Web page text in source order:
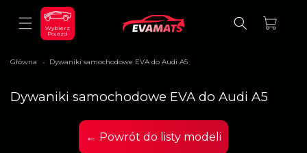
TREŚCI
Wybierz
Pojazd
Koszyk
Główna > Dywaniki samochodowe EVA do Audi A5
K
Dywaniki samochodowe EVA do Audi A5
← Powrót do listy modeli